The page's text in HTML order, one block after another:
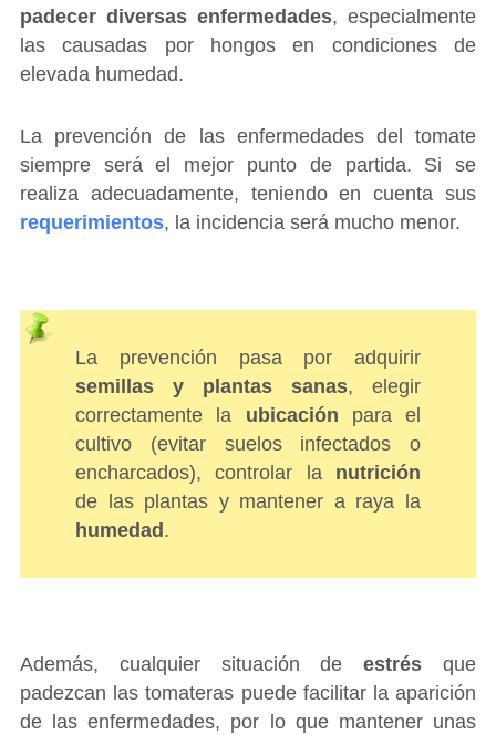
padecer diversas enfermedades, especialmente
las causadas por hongos en condiciones de
elevada humedad.
La prevención de las enfermedades del tomate
siempre será el mejor punto de partida. Si se
realiza adecuadamente, teniendo en cuenta sus
requerimientos, la incidencia será mucho menor.
La prevención pasa por adquirir
semillas y plantas sanas, elegir
correctamente la ubicación para el
cultivo (evitar suelos infectados o
encharcados), controlar la nutrición
de las plantas y mantener a raya la
humedad.
Además, cualquier situación deestrés que
padezcan las tomateras puede facilitar la aparición
de las enfermedades, por lo que mantener unas